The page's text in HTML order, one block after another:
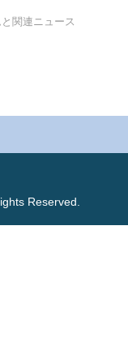
関連ニュース
Reserved.